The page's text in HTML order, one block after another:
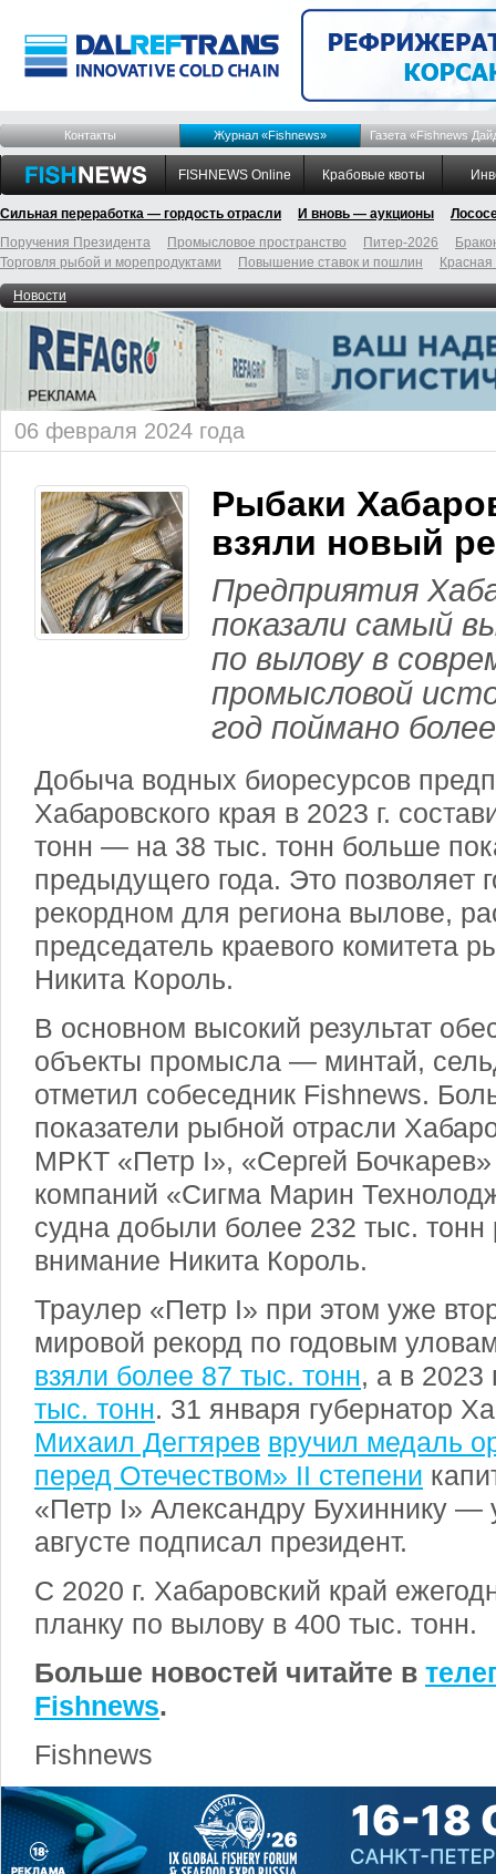
Контакты Журнал «Fishnews» Газета «Fishnews
FISHNEWS Online Крабовые квоты
Сильная переработка — гордость отрасли И вновь — аукционы
Поручения Президента
Промысловое пространство Питер-2026
Торговля рыбой и морепродуктами
Повышение ставок и пошлин
Новости
06 февраля 2024 года
Рыбаки
взяли новый
Предприятия
показали самый
по вылову в
промысловой
год поймано
Добыча водных биоресурсов
Хабаровского края в 2023 г.
тонн — на 38 тыс. тонн больше
предыдущего года. Это позволяет
рекордном для региона вылове,
председатель краевого комитета
Никита Король.
В основном высокий результат
объекты промысла — минтай,
отметил собеседник Fishnews.
показатели рыбной отрасли
МРКТ «Петр I», «Сергей
компаний «Сигма Марин
судна добыли более 232 тыс.
внимание Никита Король.
Траулер «Петр I» при этом уже
мировой рекорд по годовым
взяли более 87 тыс. тонн, а в
тыс. тонн. 31 января губернатор
Михаил Дегтярев вручил медаль
перед Отечеством» II степени
«Петр I» Александру Бухиннику —
августе подписал президент.
С 2020 г. Хабаровский край
планку по вылову в 400 тыс. тонн.
Больше новостей читайте в
Fishnews.
Fishnews